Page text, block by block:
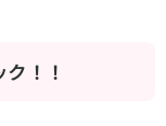
！！